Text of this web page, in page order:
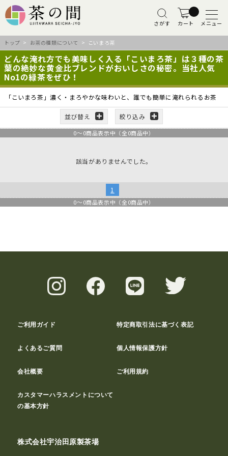
さがす カート メニュー
トップ > お茶の種類について > こいまろ茶
どんな淹れ方でも美味しく入る「こいまろ茶」は３種の茶
葉の絶妙な黄金比ブレンドがおいしさの秘密。当社人気
No1の緑茶をぜひ！
「こいまろ茶」濃く・まろやかな味わいと、誰でも簡単に淹れられるお茶
並び替え 絞り込み
0～0商品表示中（全0商品中）
該当がありませんでした。
1
0～0商品表示中（全0商品中）
ご利用ガイド 特定商取引法に基づく表記
よくあるご質問 個人情報保護方針
会社概要 ご利用規約
カスタマーハラスメントについて
の基本方針
株式会社宇治田原製茶場